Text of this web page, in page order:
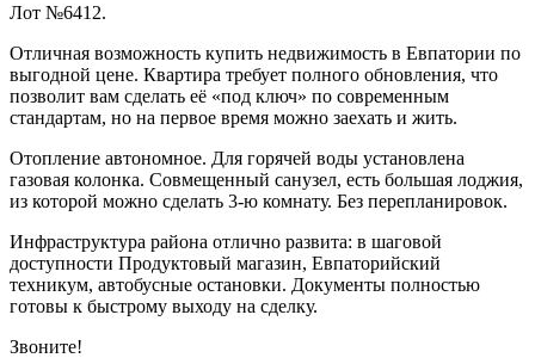
Лот №6412.
Отличная возможность купить недвижимость в Евпатории по
выгодной цене. Квартира требует полного обновления, что
позволит вам сделать её «под ключ» по современным
стандартам, но на первое время можно заехать и жить.
Отопление автономное. Для горячей воды установлена
газовая колонка. Совмещенный санузел, есть большая лоджия,
из которой можно сделать 3-ю комнату. Без перепланировок.
Инфраструктура района отлично развита: в шаговой
доступности Продуктовый магазин, Евпаторийский
техникум, автобусные остановки. Документы полностью
готовы к быстрому выходу на сделку.
Звоните!